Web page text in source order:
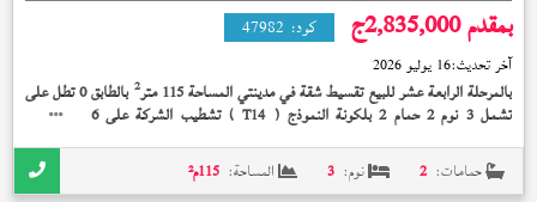
بمقدم 2,835,000 ج كود: 47982
آخر تحديث:16 يوليو 2026
بالمرحلة الرابعة عشر للبيع تقسيط شقة في مدينتي المساحة 115 متر 2 بالطابق 0 تطل على
تشمل 3 نوم 2 حمام 2 بلكونة النموذج ( T14 ) تشطيب الشركة على 6 سنة بمقدم
حمامات: 2 نوم: 3 المساحة: 115م²